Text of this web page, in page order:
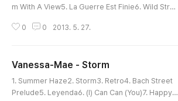
m With A View5. La Guerre Est Finie6. Wild Stra
orld (Album Version)9. 20th Century Girl10. Tou
e Baby & Amen ===================도저히
관리할 짬을 낼수가 없어서 이번주까지만 매일쓰기로 마음
을 먹었다. Pizzicato Five - Goodbye Baby & Ame
0 0 2013. 5. 27.
Vanessa-Mae - Storm
1. Summer Haze2. Storm3. Retro4. Bach Street
Prelude5. Leyenda6. (I) Can Can (You)7. Happy V